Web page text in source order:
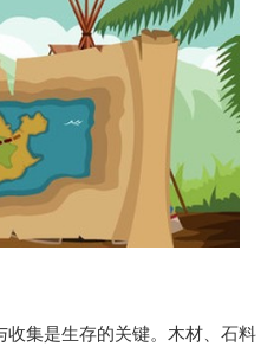
收集是生存的关键。木材、石料